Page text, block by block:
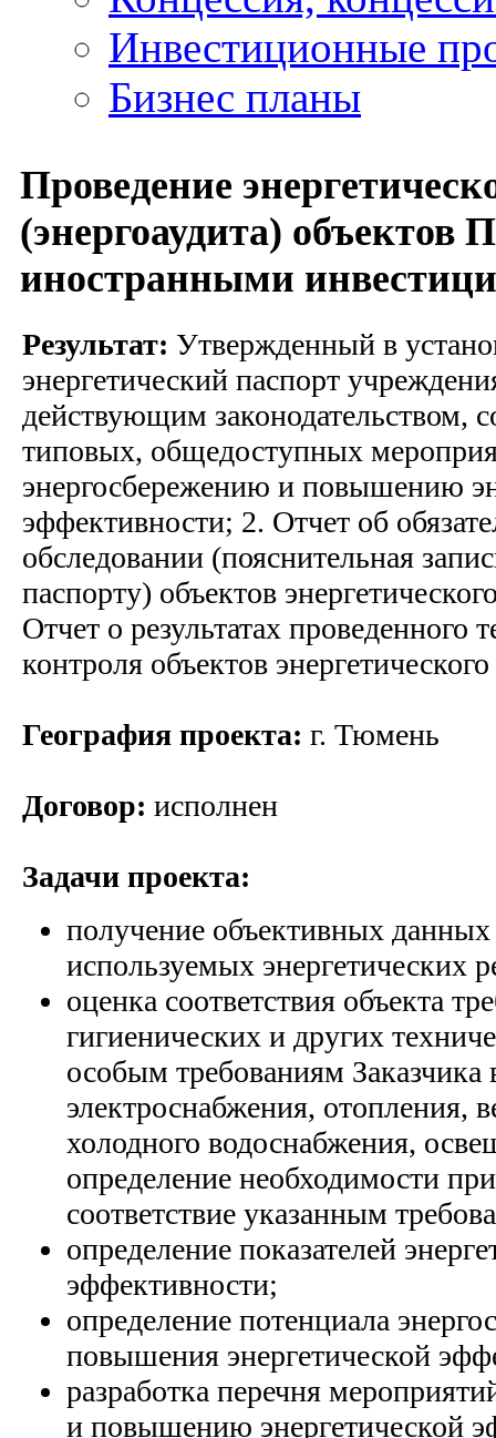
Инвестиционные
Бизнес планы
Проведение
(энергоаудита) объектов
иностранными
Результат: Утвержденный в
энергетический паспорт
действующим законодательством,
типовых, общедоступных
энергосбережению и повышению
эффективности; 2. Отчет об
обследовании (пояснительная
паспорту) объектов
Отчет о результатах проведенного
контроля объектов
География проекта: г. Тюмень
Договор: исполнен
Задачи проекта:
получение объективных
используемых энергетических
оценка соответствия объекта
гигиенических и других
особым требованиям Заказчика
электроснабжения, отопления,
холодного водоснабжения,
определение необходимости
соответствие указанным
определение показателей
эффективности;
определение потенциала
повышения энергетической
разработка перечня
и повышению энергетической